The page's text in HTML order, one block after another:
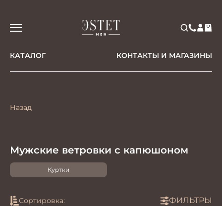
КАТАЛОГ КОНТАКТЫ И МАГАЗИНЫ
Назад
Мужские ветровки с капюшоном
Куртки
Сортировка: ФИЛЬТРЫ